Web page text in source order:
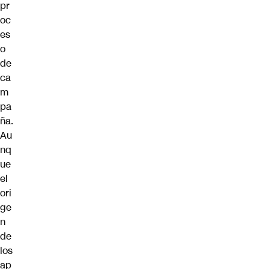
pr
oc
es
o
de
ca
m
pa
ña.
Au
nq
ue
el
ori
ge
n
de
los
ap